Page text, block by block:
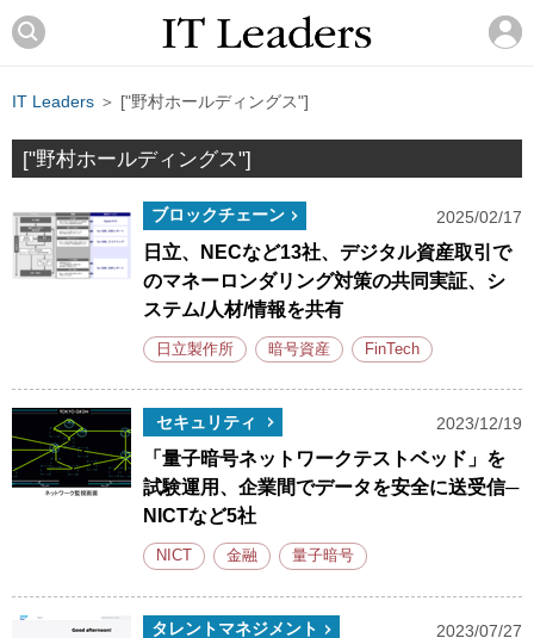
IT Leaders ＞ ["野村ホールディングス"]
["野村ホールディングス"]
ブロックチェーン 2025/02/17
日立、NECなど13社、デジタル資産取引で
のマネーロンダリング対策の共同実証、シ
ステム/人材/情報を共有
日立製作所 暗号資産 FinTech
セキュリティ 2023/12/19
「量子暗号ネットワークテストベッド」を
試験運用、企業間でデータを安全に送受信─
NICTなど5社
NICT 金融 量子暗号
タレントマネジメント 2023/07/27